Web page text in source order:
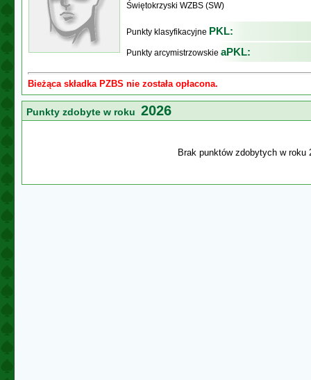
Świętokrzyski WZBS (SW)
Punkty klasyfikacyjne PKL:
Punkty arcymistrzowskie aPKL:
Bieżąca składka PZBS nie została opłacona.
Punkty zdobyte w roku 2026
Brak punktów zdobytych w roku